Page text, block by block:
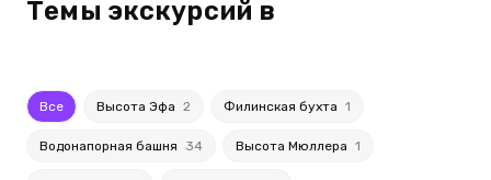
Темы экскурсий в
Все Высота Эфа 2 Филинская бухта 1
Водонапорная башня 34 Высота Мюллера 1